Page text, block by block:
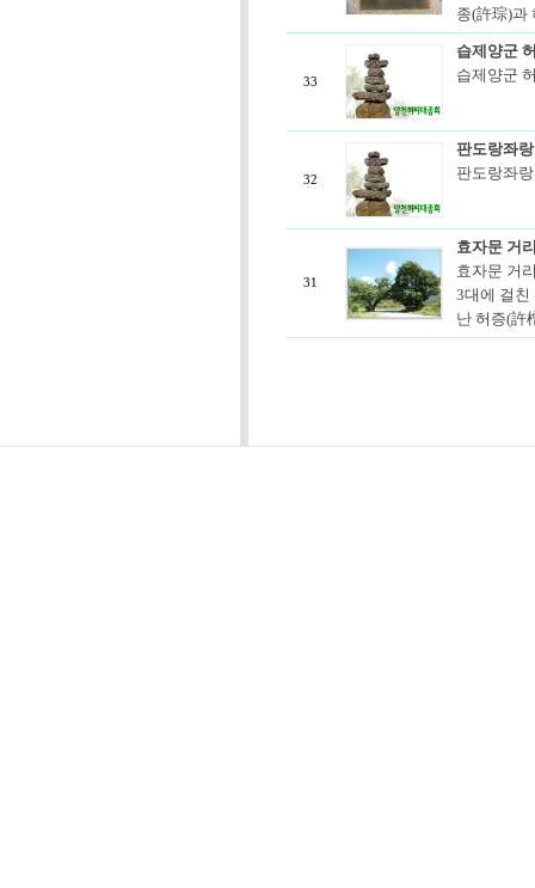
종(許琮)과
33
습제양군
습제양군
32
판도랑좌
판도랑좌
31
효자문 거
효자문 거
3대에 걸친
난 허증(許